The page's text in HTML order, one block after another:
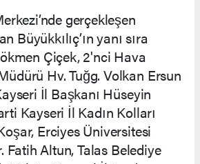
gerçekleşen
Büyükkılıç’ın yanı sıra
Çiçek, 2'nci Hava
Hv. Tuğg. Volkan Ersun
İl Başkanı Hüseyin
Kayseri İl Kadın Kolları
Erciyes Üniversitesi
Fatih Altun, Talas Belediye